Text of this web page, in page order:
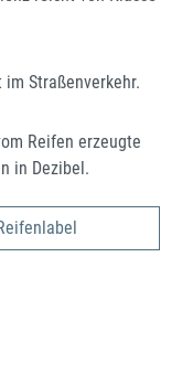
Straßenverkehr.
Reifen erzeugte
in Dezibel.